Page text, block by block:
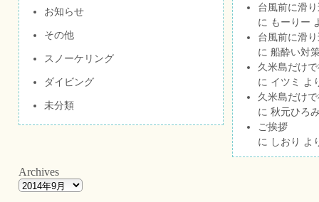
お知らせ
その他
スノーケリング
ダイビング
未分類
台風前に滑
に もーりー
台風前に滑
に 船酔い対
久米島だけ
に イツミ
よ
久米島だけ
に 秋元ひろ
ご挨拶
に しおり よ
Archives